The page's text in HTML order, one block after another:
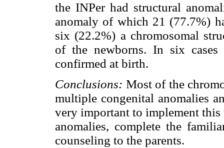
the INPer had structural
anomaly of which 21 (77.7%)
six (22.2%) a chromosomal
of the newborns. In six cases
confirmed at birth.
Conclusions: Most of the
multiple congenital anomalies
very important to implement
anomalies, complete the
counseling to the parents.